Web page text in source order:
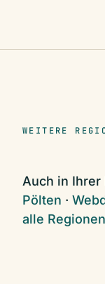
WEITERE
Auch in Ihrer
Pölten ·
alle